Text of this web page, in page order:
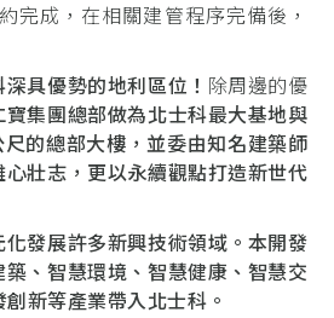
完成，在相關建管程序完備後，
具優勢的地利區位！ 除周邊的優
寶集團總部做為北士科最大基地與
尺的總部大樓，並委由知名建築師
壯志，更以永續觀點打造新世代
發展許多新興技術領域。本開發
、智慧環境、智慧健康、智慧交
新等產業帶入北士科。